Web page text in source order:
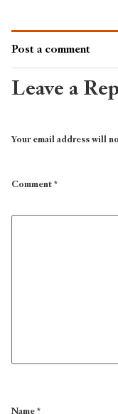
Post a comment
Leave a
Your email address will
Comment*